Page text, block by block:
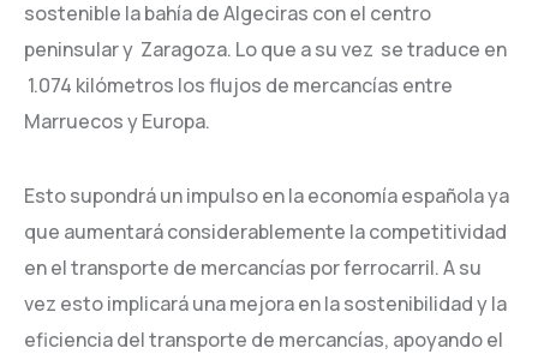
sostenible la bahía de Algeciras con el centro
peninsular y Zaragoza. Lo que a su vez se traduce en
1.074 kilómetros los flujos de mercancías entre
Marruecos y Europa.
Esto supondrá un impulso en la economía española ya
que aumentará considerablemente la competitividad
en el transporte de mercancías por ferrocarril. A su
vez esto implicará una mejora en la sostenibilidad y la
eficiencia del transporte de mercancías, apoyando el